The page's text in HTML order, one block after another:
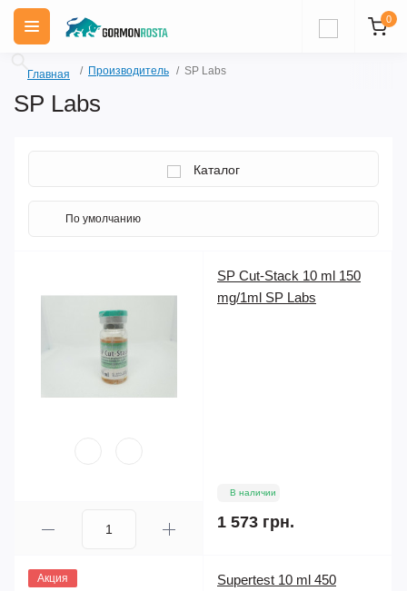
0
Главная Производитель SP Labs
SP Labs
Каталог
SP Cut-Stack 10 ml 150
mg/1ml SP Labs
В наличии
1 573 грн.
Акция
Supertest 10 ml 450